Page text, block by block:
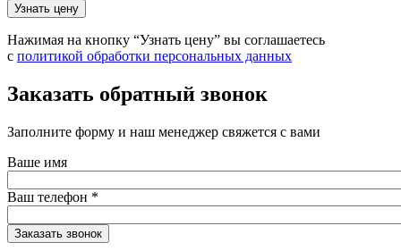
Нажимая на кнопку “Узнать цену” вы соглашаетесь
с политикой обработки персональных данных
Заказать обратный звонок
Заполните форму и наш менеджер свяжется с вами
Ваше имя
Ваш телефон *